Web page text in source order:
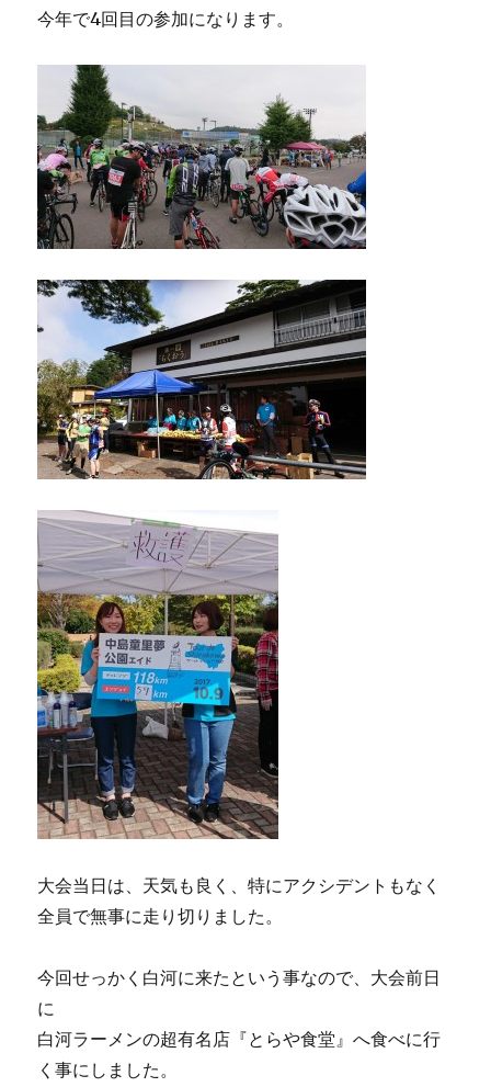
今年で4回目の参加になります。
大会当日は、天気も良く、特にアクシデントもなく
全員で無事に走り切りました。
今回せっかく白河に来たという事なので、大会前日
に
白河ラーメンの超有名店『とらや食堂』へ食べに行
く事にしました。